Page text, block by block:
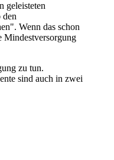
geleisteten
den
Wenn das schon
Mindestversorgung
zu tun.
sind auch in zwei